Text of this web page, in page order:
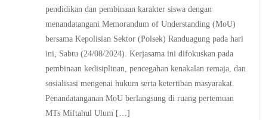
pendidikan dan pembinaan karakter siswa dengan
menandatangani Memorandum of Understanding (MoU)
bersama Kepolisian Sektor (Polsek) Randuagung pada hari
ini, Sabtu (24/08/2024). Kerjasama ini difokuskan pada
pembinaan kedisiplinan, pencegahan kenakalan remaja, dan
sosialisasi mengenai hukum serta ketertiban masyarakat.
Penandatanganan MoU berlangsung di ruang pertemuan
MTs Miftahul Ulum […]